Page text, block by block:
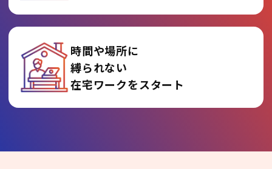
時間や場所に
縛られない
在宅ワークをスタート